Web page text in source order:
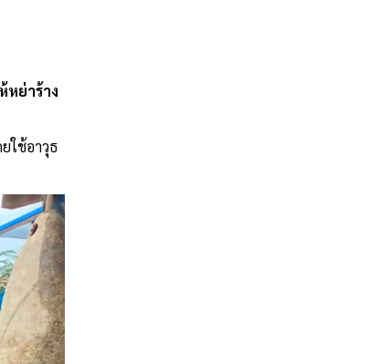
หย่าร้าง
ใช้อาวุธ